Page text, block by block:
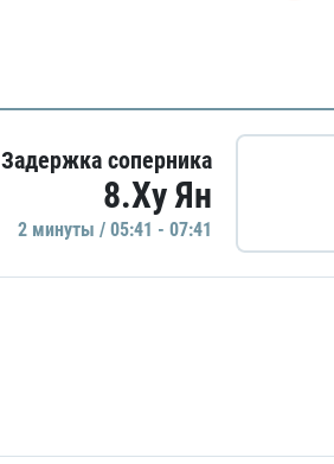
Задержка соперника
8.Ху Ян
2 минуты / 05:41 - 07:41